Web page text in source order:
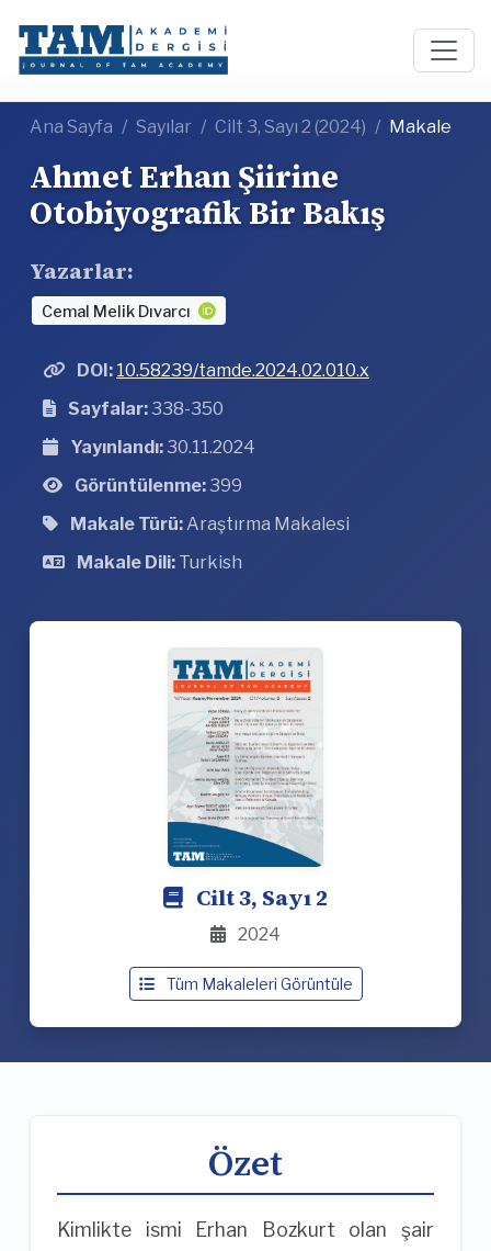
Ana Sayfa Sayılar Cilt 3, Sayı 2 (2024) Makale
Ahmet Erhan Şiirine
Otobiyografik Bir Bakış
Yazarlar:
Cemal Melik Dıvarcı
DOI: 10.58239/tamde.2024.02.010.x
Sayfalar:338-350
Yayınlandı:30.11.2024
Görüntülenme:399
Makale Türü:Araştırma Makalesi
Makale Dili: Turkish
Cilt 3, Sayı 2
2024
Tüm Makaleleri Görüntüle
Özet
Kimlikte ismi Erhan Bozkurt olan şair